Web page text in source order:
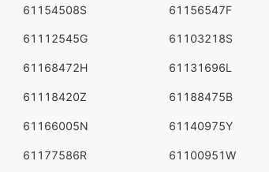
61154508S 61156547F
61112545G 61103218S
61168472H 61131696L
61118420Z 61188475B
61166005N 61140975Y
61177586R 61100951W